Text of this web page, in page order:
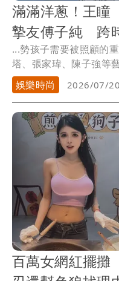
滿滿洋蔥！王瞳
摯友傅子純 跨
塔、張家瑋、陳子強等
娛樂時尚
2026/07/
百萬女網紅擺